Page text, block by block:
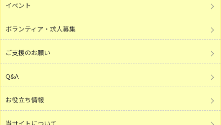
イベント
ボランティア・求人募集
ご支援のお願い
Q&A
お役立ち情報